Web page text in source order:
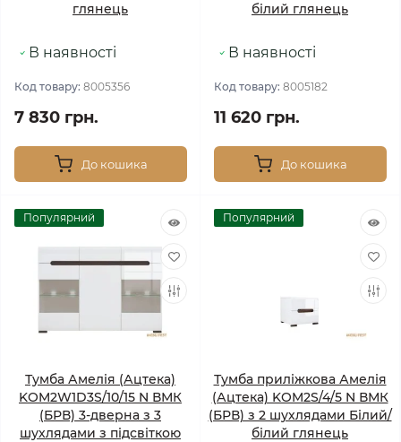
глянець
В наявності
Код товару: 8005356
7 830 грн.
До кошика
білий глянець
В наявності
Код товару: 8005182
11 620 грн.
До кошика
Популярний
Тумба Амелія (Ацтека)
KOM2W1D3S/10/15 N ВМК
(БРВ) 3-дверна з 3
шухлядами з підсвіткою
Популярний
Тумба приліжкова Амелія
(Ацтека) KOM2S/4/5 N ВМК
(БРВ) з 2 шухлядами Білий/
білий глянець